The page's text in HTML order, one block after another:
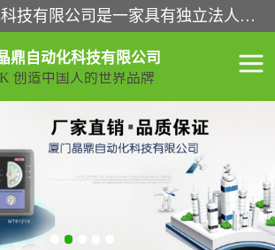
厦门晶鼎自动化科技有限公司是一家具有独立法人资格的高新技术企业；代理销售的产品有台湾威纶触摸屏，魏德米勒全系列，永宏触摸屏,威纶触摸屏,台湾威纶weinview触摸屏,台湾永宏PLC，FATEK,永宏伺服,图儿克总线，施耐德，欧姆龙，西门子，富士变频，K&N蓝系列， BUSSMANN，松下变频器，丹佛斯变频器等。
鼎自动化科技有限公司
创造中国人的世界品牌
WEINVIEW闽台威纶触摸
伺服 魏德米勒接线端子
魏德米勒电源